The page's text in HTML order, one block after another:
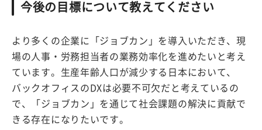
今後の目標について教えてください
より多くの企業に「ジョブカン」を導入いただき、現
場の人事・労務担当者の業務効率化を進めたいと考え
ています。生産年齢人口が減少する日本において、
バックオフィスのDXは必要不可欠だと考えているの
で、「ジョブカン」を通じて社会課題の解決に貢献で
きる存在になりたいです。